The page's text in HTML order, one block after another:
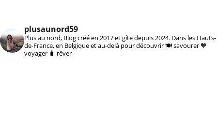
plusaunord59
Plus au nord, Blog créé en 2017 et gîte depuis 2024. Dans les Hauts-
de-France, en Belgique et au-delà pour découvrir 🍽️ savourer 🧡
voyager 🧳 rêver